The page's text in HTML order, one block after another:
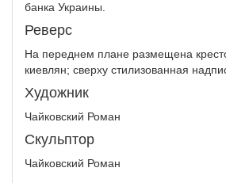
банка Украины.
Реверс
На переднем плане размещена
киевлян; сверху стилизованная
Художник
Чайковский Роман
Скульптор
Чайковский Роман